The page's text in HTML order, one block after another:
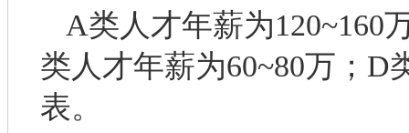
A类人才年薪为120~160
类人才年薪为60~80万；D
表。